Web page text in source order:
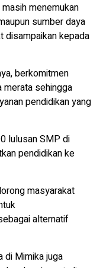
menemukan
sumber daya
disampaikan kepada
berkomitmen
merata sehingga
pendidikan yang
lulusan SMP di
pendidikan ke
masyarakat
alternatif
di Mimika juga